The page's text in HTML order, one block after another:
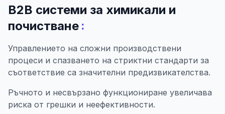
B2B системи за химикали и
почистване :
Управлението на сложни производствени
процеси и спазването на стриктни стандарти за
съответствие са значителни предизвикателства.
Ръчното и несвързано функциониране увеличава
риска от грешки и неефективности.